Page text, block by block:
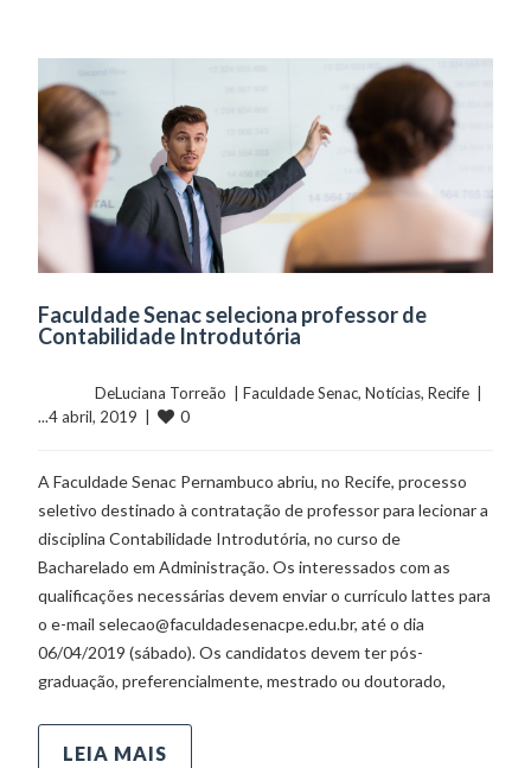
Faculdade Senac seleciona professor de
Contabilidade Introdutória
	    	DeLuciana Torreão  |
Faculdade Senac, Notícias, Recife
...4 abril, 2019  |
0
A Faculdade Senac Pernambuco abriu, no Recife, processo
seletivo destinado à contratação de professor para lecionar a
disciplina Contabilidade Introdutória, no curso de
Bacharelado em Administração. Os interessados com as
qualificações necessárias devem enviar o currículo lattes para
o e-mail selecao@faculdadesenacpe.edu.br, até o dia
06/04/2019 (sábado). Os candidatos devem ter pós-
graduação, preferencialmente, mestrado ou doutorado,
LEIA MAIS